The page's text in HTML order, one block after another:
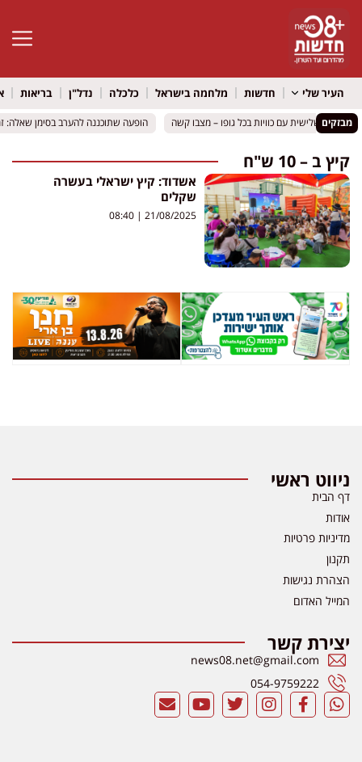
פתח
העיר שלי חדשות מלחמה בישראל כלכלה נדל"ן בריאות
מבזקים הופעה שתוכננה להערב בסימן שאלה:
הופעה שתוכננה להערב בסימן שאלה:
קיץ ב – 10 ש"ח
אשדוד: קיץ ישראלי בעשרה
שקלים
21/08/2025
ניווט ראשי
דף הבית
אודות
מדיניות פרטיות
תקנון
הצהרת נגישות
המייל האדום
יצירת קשר
news08.net@gmail.com
054-9759222